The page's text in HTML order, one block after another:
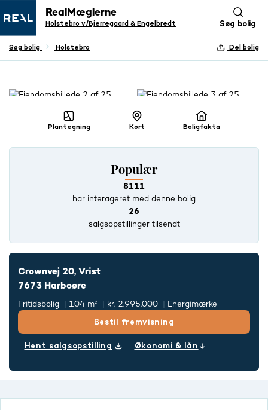
RealMæglerne
Holstebro v/Bjerregaard & Engelbredt Søg bolig
Søg bolig Holstebro Del bolig
+ 24 BILLEDER
Boligfakta
Plantegning Kort
Populær
8111
har interageret med denne bolig
26
salgsopstillinger tilsendt
Crownvej 20, Vrist
7673 Harboøre
Fritidsbolig 104 m² kr. 2.995.000 Energimærke
Bestil fremvisning
Hent salgsopstilling Økonomi & lån